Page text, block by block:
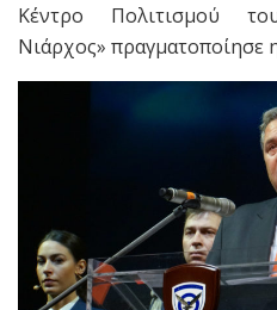
Κέντρο Πολιτισμού
Νιάρχος» πραγματοποίησε